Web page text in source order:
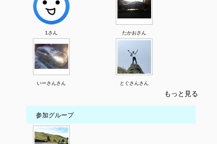
1さん たかおさん
いーさんさん とぐさんさん
もっと見る
参加グループ